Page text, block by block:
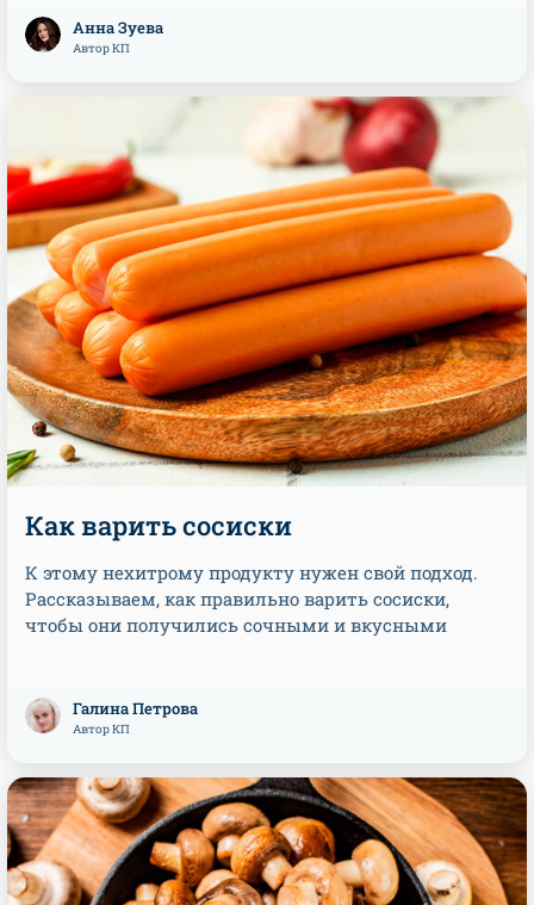
Анна Зуева
Автор КП
Как варить сосиски
К этому нехитрому продукту нужен свой подход.
Рассказываем, как правильно варить сосиски,
чтобы они получились сочными и вкусными
Галина Петрова
Автор КП